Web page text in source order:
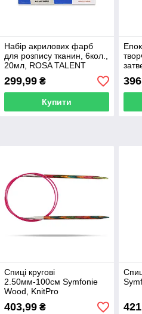
Набір акрилових фарб
для розпису тканин, 6кол.,
20мл, ROSA TALENT
299,99₴
Купити
(1:1)
Спиці кругові
2.50мм-100см Symfonie
Wood, KnitPro
403,99₴